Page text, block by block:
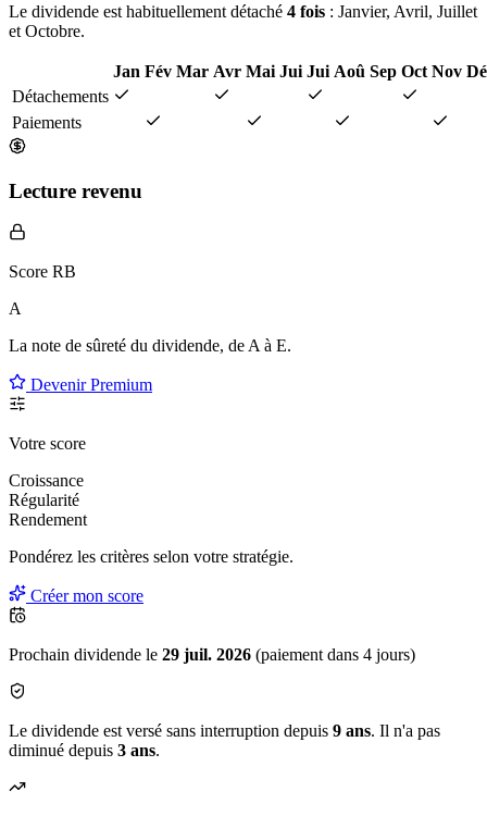
Le dividende est habituellement détaché 4 fois : Janvier, Avril, Juillet
et Octobre.
Jan Fév Mar Avr Mai Jui Jui Aoû Sep Oct Nov
Détachements
Paiements
Lecture revenu
Score RB
A
La note de sûreté du dividende, de A à E.
Devenir Premium
Votre score
Croissance
Régularité
Rendement
Pondérez les critères selon votre stratégie.
Créer mon score
Prochain dividende le 29 juil. 2026 (paiement dans 4 jours)
Le dividende est versé sans interruption depuis 9 ans. Il n'a pas
diminué depuis 3 ans.